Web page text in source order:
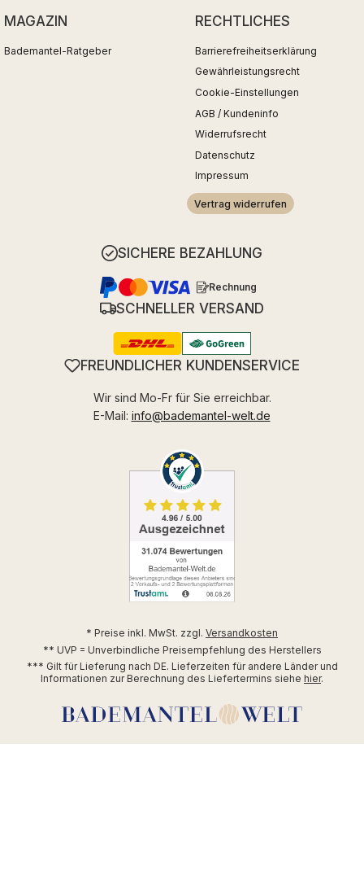
MAGAZIN
Bademantel-Ratgeber
RECHTLICHES
Barrierefreiheitserklärung
Gewährleistungsrecht
Cookie-Einstellungen
AGB / Kundeninfo
Widerrufsrecht
Datenschutz
Impressum
Vertrag widerrufen
SICHERE BEZAHLUNG
Rechnung
SCHNELLER VERSAND
FREUNDLICHER KUNDENSERVICE
Wir sind Mo-Fr für Sie erreichbar.
E-Mail: info@bademantel-welt.de
* Preise inkl. MwSt. zzgl. Versandkosten
** UVP = Unverbindliche Preisempfehlung des Herstellers
*** Gilt für Lieferung nach DE. Lieferzeiten für andere Länder und
Informationen zur Berechnung des Liefertermins siehe hier.